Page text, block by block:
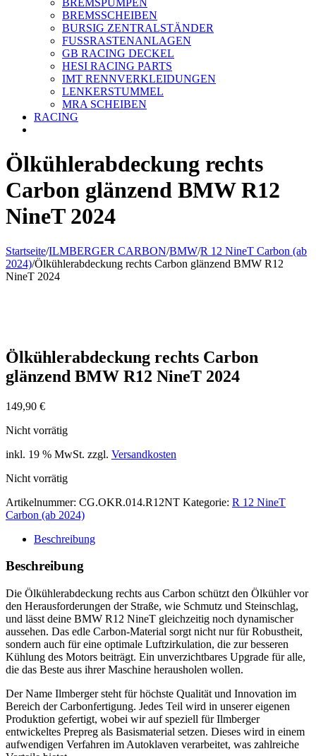
BREMSPUMPEN
BREMSSCHEIBEN
BURSIG ZENTRALSTÄNDER
FUSSRASTENANLAGEN
GB RACING DECKEL
HESI RACING PARTS
IMT RENNVERKLEIDUNGEN
LENKERSTUMMEL
MRA SCHEIBEN
RACING
Ölkühlerabdeckung rechts
Carbon glänzend BMW R12
NineT 2024
Startseite/ILMBERGER CARBON/BMW/R 12 NineT Carbon (ab
2024)/Ölkühlerabdeckung rechts Carbon glänzend BMW R12
NineT 2024
Ölkühlerabdeckung rechts Carbon
glänzend BMW R12 NineT 2024
149,90 €
Nicht vorrätig
inkl. 19 % MwSt. zzgl. Versandkosten
Nicht vorrätig
Artikelnummer: CG.OKR.014.R12NT Kategorie: R 12 NineT
Carbon (ab 2024)
Beschreibung
Beschreibung
Die Ölkühlerabdeckung rechts aus Carbon schützt den Ölkühler vor
den Herausforderungen der Straße, wie Schmutz und Steinschlag,
und lässt deine BMW R12 NineT gleichzeitig noch dynamischer
aussehen. Das edle Carbon-Material sorgt nicht nur für Robustheit,
sondern auch für eine optimale Luftzirkulation, die zur besseren
Kühlung des Motors beiträgt. Ein unverzichtbares Upgrade für alle,
die das Beste aus ihrer Maschine herausholen wollen.
Der Name Ilmberger steht für höchste Qualität und Innovation im
Bereich der Carbonfertigung. Jedes Teil wird in unserer eigenen
Produktion gefertigt, wobei wir auf speziell für Ilmberger
entwickeltes Prepreg als Basismaterial setzen. Dieses wird in einem
aufwendigen Verfahren im Autoklaven verarbeitet, was zahlreiche